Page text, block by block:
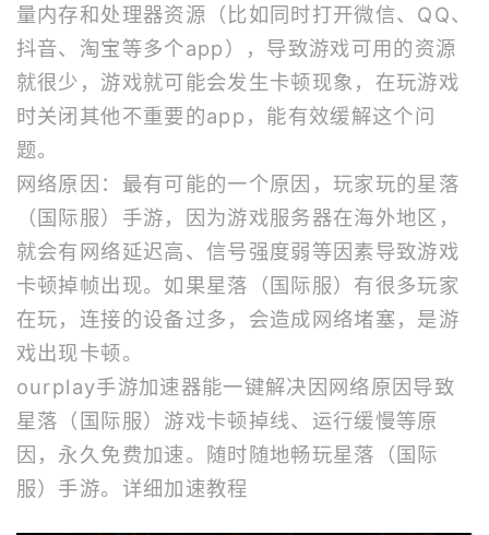
量内存和处理器资源（比如同时打开微信、QQ、
抖音、淘宝等多个app），导致游戏可用的资源
就很少，游戏就可能会发生卡顿现象，在玩游戏
时关闭其他不重要的app，能有效缓解这个问
题。
网络原因：最有可能的一个原因，玩家玩的星落
（国际服）手游，因为游戏服务器在海外地区，
就会有网络延迟高、信号强度弱等因素导致游戏
卡顿掉帧出现。如果星落（国际服）有很多玩家
在玩，连接的设备过多，会造成网络堵塞，是游
戏出现卡顿。
ourplay手游加速器能一键解决因网络原因导致
星落（国际服）游戏卡顿掉线、运行缓慢等原
因，永久免费加速。随时随地畅玩星落（国际
服）手游。 详细加速教程